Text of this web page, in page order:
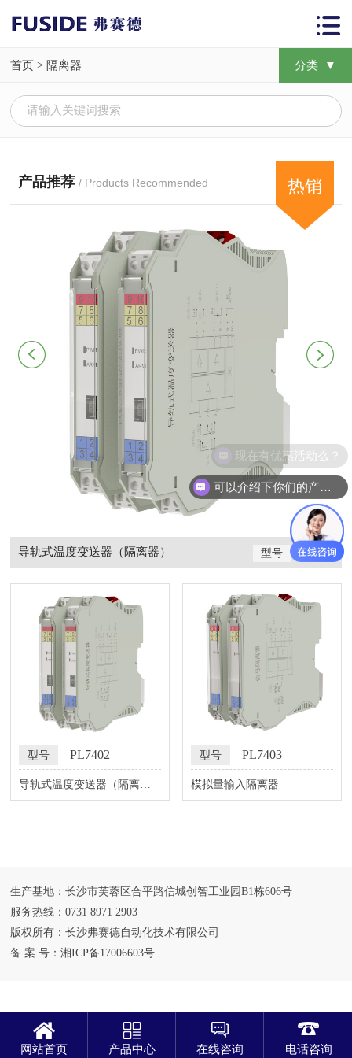
首页 > 隔离器 分类 ▼
产品推荐 / Products Recommended
导轨式温度变送器（隔离器） 型号 PL7402
型号 PL7402
导轨式温度变送器（隔离
器）
型号 PL7403
模拟量输入隔离器
生产基地：长沙市芙蓉区合平路信城创智工业园B1栋606号
服务热线：0731 8971 2903
版权所有：长沙弗赛德自动化技术有限公司
备 案 号：湘ICP备17006603号
网站首页 产品中心 在线咨询 电话咨询
可以介绍下你们的产品么？
现在有优惠活动么？